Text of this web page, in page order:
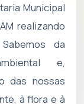
Municipal
realizando
da
e,
das nossas
à flora e à